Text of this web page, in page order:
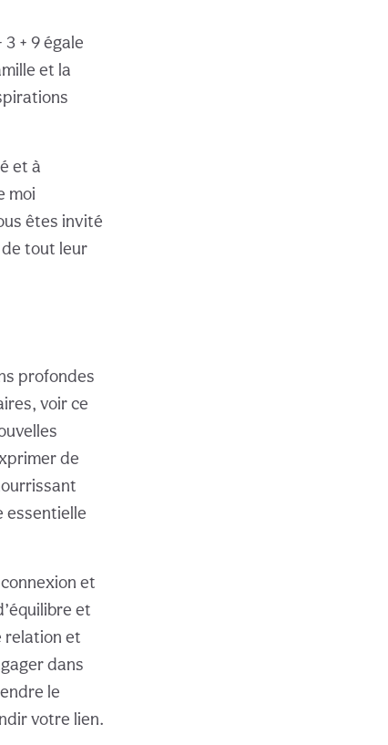
+ 9 égale
et la
et à
moi
êtes invité
tout leur
profondes
voir ce
de
essentielle
et
et
relation et
dans
le
votre lien.